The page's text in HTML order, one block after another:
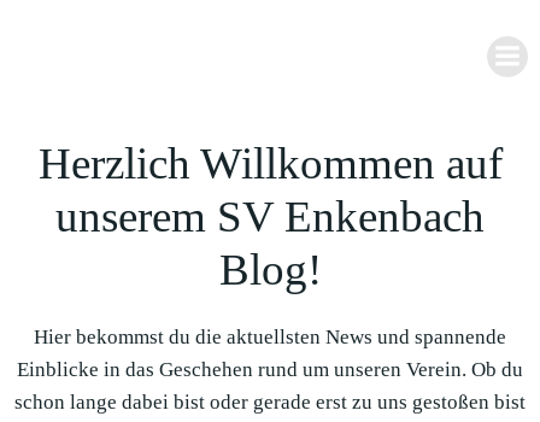
Herzlich Willkommen auf
unserem SV Enkenbach
Blog!
Hier bekommst du die aktuellsten News und spannende
Einblicke in das Geschehen rund um unseren Verein. Ob du
schon lange dabei bist oder gerade erst zu uns gestoßen bist